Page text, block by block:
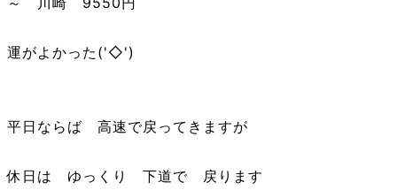
運がよかった('◇')ゞ
平日ならば 高速で戻ってきますが
休日は ゆっくり 下道で 戻ります